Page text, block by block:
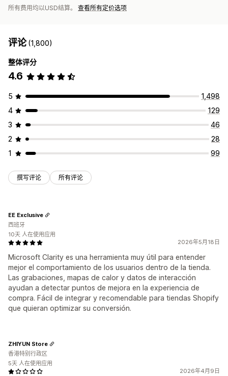
所有费用均以USD结算。 查看所有定价选项
评论(1,800)
整体评分
4.6
5
1,498
4
129
3
46
2
28
1
99
撰写评论 所有评论
2026年5月18日
Microsoft Clarity es una herramienta muy útil para entender
mejor el comportamiento de los usuarios dentro de la tienda.
Las grabaciones, mapas de calor y datos de interacción
ayudan a detectar puntos de mejora en la experiencia de
compra. Fácil de integrar y recomendable para tiendas Shopify
que quieran optimizar su conversión.
EE Exclusive
西班牙
10天 人在使用应用
2026年4月9日
ZHIYUN Store
香港特别行政区
5天 人在使用应用